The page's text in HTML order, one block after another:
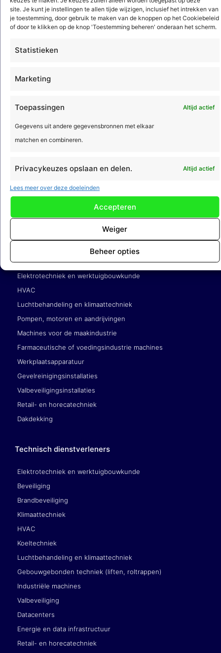
site. Je kunt je instellingen te allen tijde wijzigen, inclusief het intrekken van
je toestemming, door gebruik te maken van de knoppen op het Cookiebeleid
of door te klikken op de knop 'Toestemming beheren' onderaan het scherm.
Statistieken
Marketing
Toepassingen Altijd actief
Gegevens uit andere gegevensbronnen met elkaar
matchen en combineren.
Privacykeuzes opslaan en delen. Altijd actief
Lees meer over deze doeleinden
Accepteren
Weiger
Beheer opties
van toepassing.
Sanitair
Beveiliging
Regeltechniek
HVAC
Luchtbehandeling en klimaattechniek
Verkeerstechniek
Service en onderhoudsbedrijven
Gebouwgebonden techniek (liften, roltrappen)
Elektrotechniek en werktuigbouwkunde
HVAC
Luchtbehandeling en klimaattechniek
Pompen, motoren en aandrijvingen
Machines voor de maakindustrie
Farmaceutische of voedingsindustrie machines
Werkplaatsapparatuur
Gevelreinigingsinstallaties
Valbeveiligingsinstallaties
Retail- en horecatechniek
Dakdekking
Technisch dienstverleners
Elektrotechniek en werktuigbouwkunde
Beveiliging
Brandbeveiliging
Klimaattechniek
HVAC
Koeltechniek
Luchtbehandeling en klimaattechniek
Gebouwgebonden techniek (liften, roltrappen)
Industriële machines
Valbeveiliging
Datacenters
Energie en data infrastructuur
Retail- en horecatechniek